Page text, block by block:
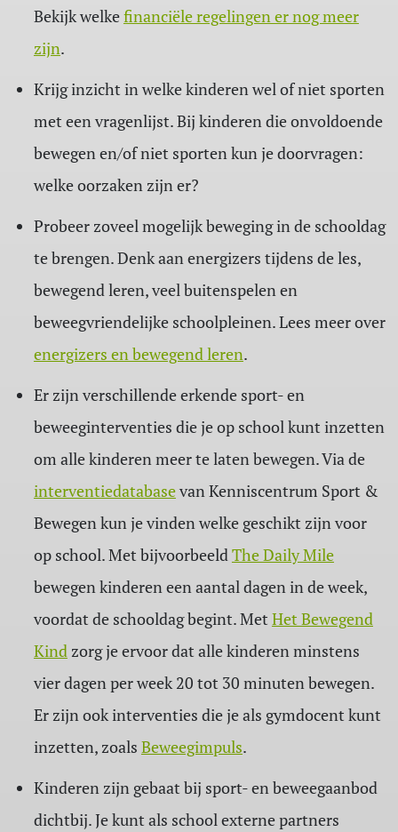
Bekijk welkefinanciële regelingen er nog meer
zijn.
Krijg inzicht in welke kinderen wel of niet sporten
met een vragenlijst. Bij kinderen die onvoldoende
bewegen en/of niet sporten kun je doorvragen:
welke oorzaken zijn er?
Probeer zoveel mogelijk beweging in de schooldag
te brengen. Denk aan energizers tijdens de les,
bewegend leren, veel buitenspelen en
beweegvriendelijke schoolpleinen. Lees meer over
energizers en bewegend leren.
Er zijn verschillende erkende sport- en
beweeginterventies die je op school kunt inzetten
om alle kinderen meer te laten bewegen. Via de
interventiedatabasevan Kenniscentrum Sport &
Bewegen kun je vinden welke geschikt zijn voor
op school. Met bijvoorbeeldThe Daily Mile
bewegen kinderen een aantal dagen in de week,
voordat de schooldag begint. Met Het Bewegend
Kindzorg je ervoor dat alle kinderen minstens
vier dagen per week 20 tot 30 minuten bewegen.
Er zijn ook interventies die je als gymdocent kunt
inzetten, zoals Beweegimpuls.
Kinderen zijn gebaat bij sport- en beweegaanbod
dichtbij. Je kunt als school externe partners